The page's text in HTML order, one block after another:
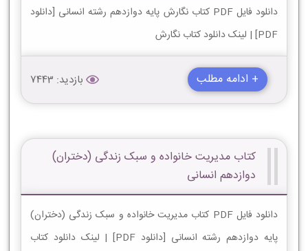
دانلود فایل PDF کتاب نگارش پایه دوازدهم رشته انسانی [دانلود
PDF] | لینک دانلود کتاب نگارش
+ ادامه مطلب بازدید: 7443
کتاب مدیریت خانواده و سبک زندگی (دختران)
دوازدهم انسانی
دانلود فایل PDF کتاب مدیریت خانواده و سبک زندگی (دختران)
پایه دوازدهم رشته انسانی [دانلود PDF] | لینک دانلود کتاب